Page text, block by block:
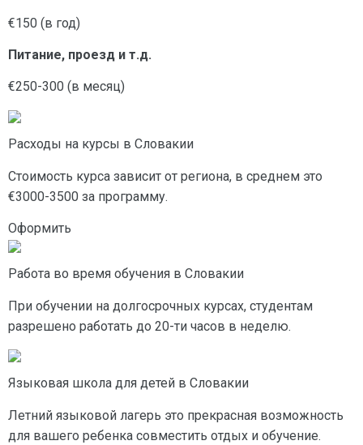
€150 (в год)
Питание, проезд и т.д.
€250-300 (в месяц)
Расходы на курсы в Словакии
Стоимость курса зависит от региона, в среднем это
€3000-3500 за программу.
Оформить
Работа во время обучения в Словакии
При обучении на долгосрочных курсах, студентам
разрешено работать до 20-ти часов в неделю.
Языковая школа для детей в Словакии
Летний языковой лагерь это прекрасная возможность
для вашего ребенка совместить отдых и обучение.